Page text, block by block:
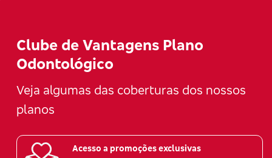
Clube de Vantagens Plano
Odontológico
Veja algumas das coberturas dos nossos
planos
Acesso a promoções exclusivas